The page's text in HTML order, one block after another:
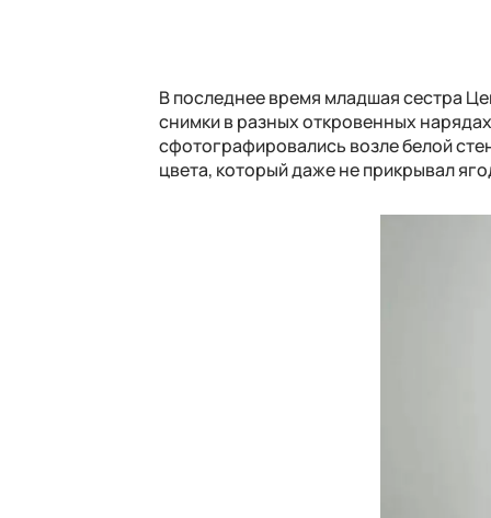
В последнее время младшая сестра
снимки в разных откровенных
сфотографировались возле белой
цвета, который даже не прикрывал